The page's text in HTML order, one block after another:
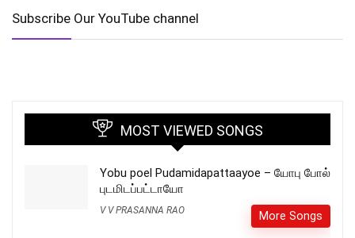
Subscribe Our YouTube channel
MOST VIEWED SONGS
Yobu poel Pudamidapattaayoe – யோபு போல்
புடமிடப்பட்டாயோ
V V PRASANNA RAO More Songs